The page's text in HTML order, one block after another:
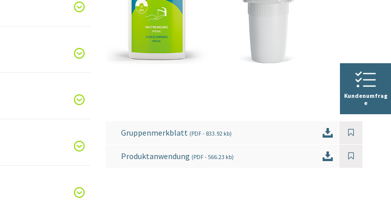
Gruppenmerkblatt (PDF- 833.92 kb)
Produktanwendung (PDF- 566.23 kb)
Kundenumfrag
e